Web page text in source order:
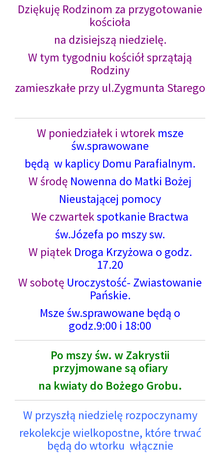
Dziękuję Rodzinom za przygotowanie
kościoła
na dzisiejszą niedzielę.
W tym tygodniu kościół sprzątają
Rodziny
zamieszkałe przy ul.Zygmunta Starego
W poniedziałek i wtorekmsze
św.sprawowane
będą w kaplicy Domu Parafialnym.
W środę Nowenna do Matki Bożej
Nieustającej pomocy
We czwartekspotkanie Bractwa
św.Józefa po mszy sw.
W piątekDroga Krzyżowa o godz.
17.20
W sobotę Uroczystość- Zwiastowanie
Pańskie.
Msze św.sprawowane będą o
godz.9:00 i 18:00
Po mszy św. w Zakrystii
przyjmowane są ofiary
na kwiaty do Bożego Grobu.
W przyszłą niedzielę rozpoczynamy
rekolekcje wielkopostne, które trwać
będą do wtorku włącznie